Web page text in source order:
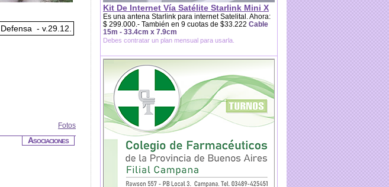
- v.29.12.
Fotos
Asociaciones
Kit De Internet Vía Satélite Starlink Mini X
Es una antena Starlink para internet Satelital. Ahora:
$ 299.000.- También en 9 cuotas de $33.222 Cable
15m - 33.4cm x 7.9cm
Debes contratar un plan mensual para usarla.